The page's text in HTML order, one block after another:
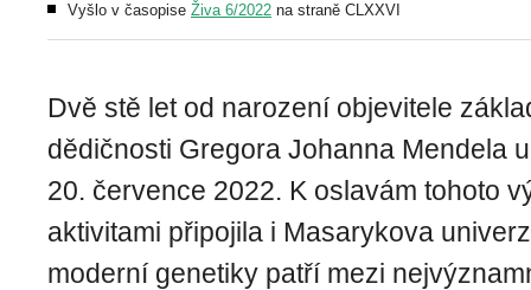
Vyšlo v časopise Živa 6/2022 na straně CLXXVI
Dvě stě let od narození objevitele
dědičnosti Gregora Johanna Mendela
20. července 2022. K oslavám tohoto
aktivitami připojila i Masarykova
moderní genetiky patří mezi